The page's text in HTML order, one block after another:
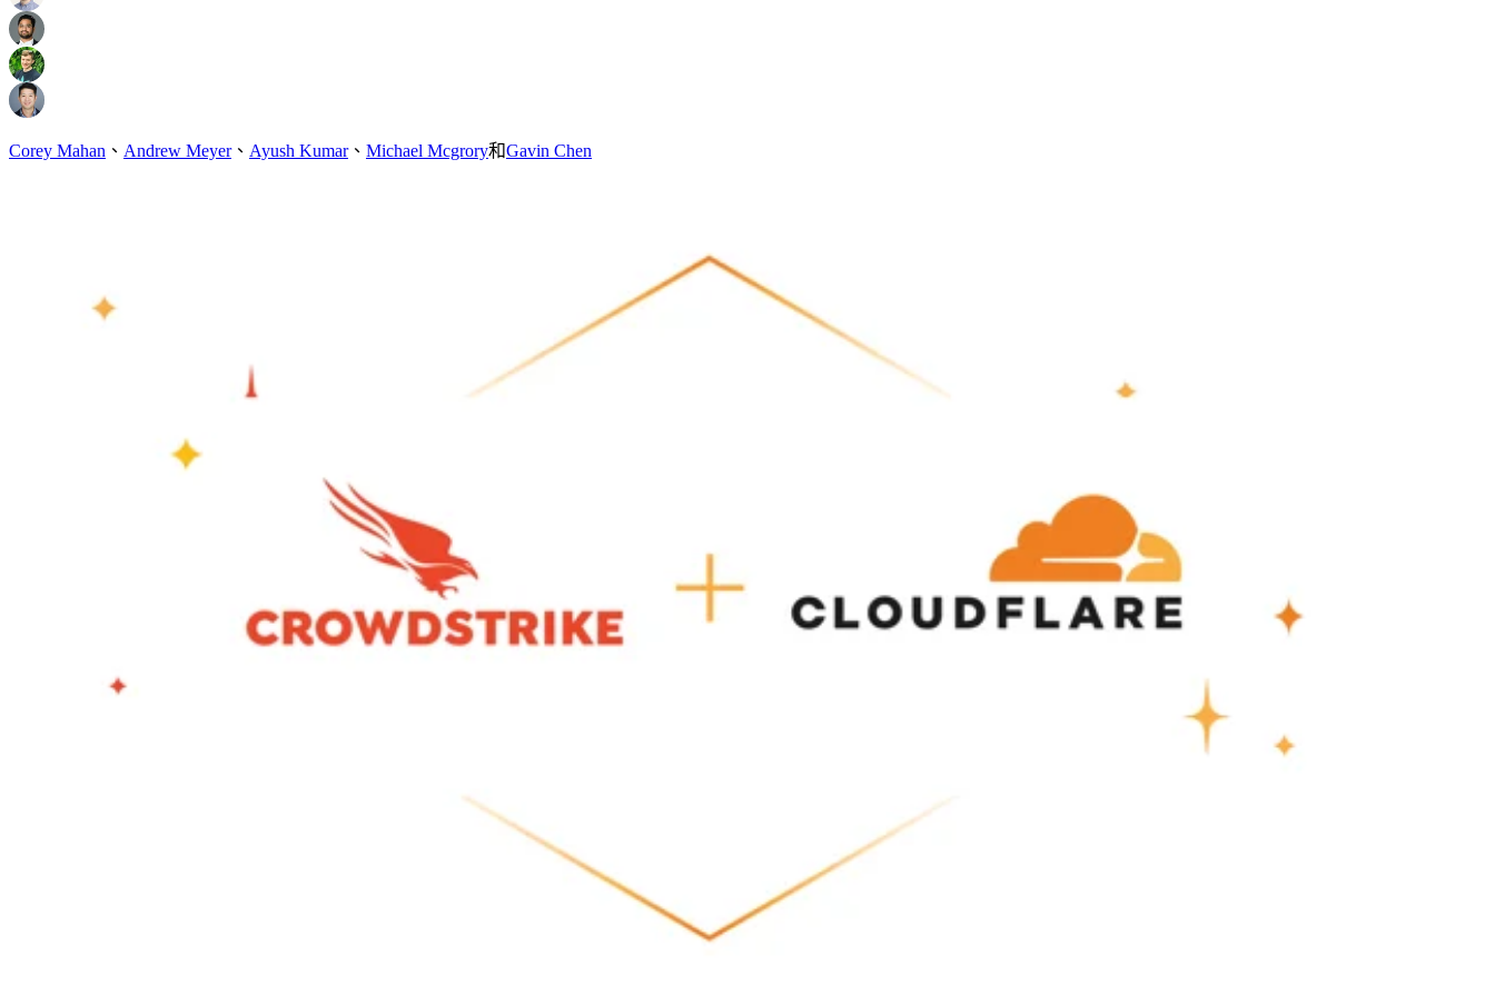
Corey Mahan 、 Andrew Meyer、 Ayush Kumar、 Michael Mcgrory和Gavin Chen